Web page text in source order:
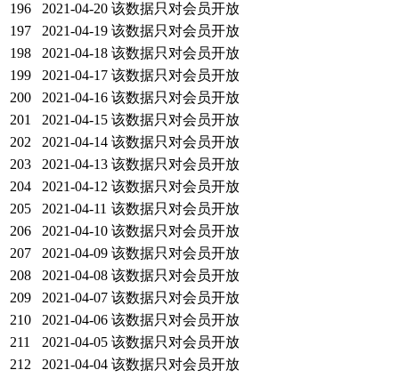
196
2021-04-20 该数据只对会员开放
197
2021-04-19 该数据只对会员开放
198
2021-04-18 该数据只对会员开放
199
2021-04-17 该数据只对会员开放
200
2021-04-16 该数据只对会员开放
201
2021-04-15 该数据只对会员开放
202
2021-04-14 该数据只对会员开放
203
2021-04-13 该数据只对会员开放
204
2021-04-12 该数据只对会员开放
205
2021-04-11 该数据只对会员开放
206
2021-04-10 该数据只对会员开放
207
2021-04-09 该数据只对会员开放
208
2021-04-08 该数据只对会员开放
209
2021-04-07 该数据只对会员开放
210
2021-04-06 该数据只对会员开放
211
2021-04-05 该数据只对会员开放
212
2021-04-04 该数据只对会员开放